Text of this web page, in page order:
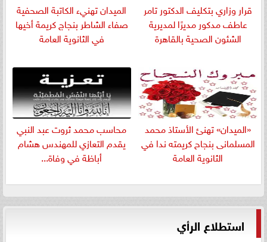
قرار وزاري بتكليف الدكتور تامر
عاطف مدكور مديرًا لمديرية
الشئون الصحية بالقاهرة
الميدان تهنيء الكاتبة الصحفية
صفاء الشاطر بنجاج كريمة أخيها
في الثانوية العامة
«الميدان» تهنئ الأستاذ محمد
المسلمانى بنجاح كريمته ندا في
الثانوية العامة
​محاسب محمد ثروت عبد النبي
يقدم التعازي للمهندس هشام
أباظة في وفاة...
استطلاع الرأي